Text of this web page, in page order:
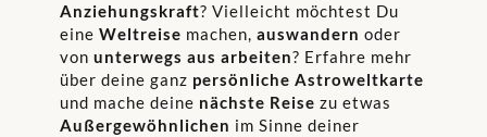
Anziehungskraft? Vielleicht möchtest Du
eine Weltreise machen, auswandern oder
von unterwegs aus arbeiten? Erfahre mehr
über deine ganz persönliche Astroweltkarte
und mache deine nächste Reise zu etwas
Außergewöhnlichen im Sinne deiner